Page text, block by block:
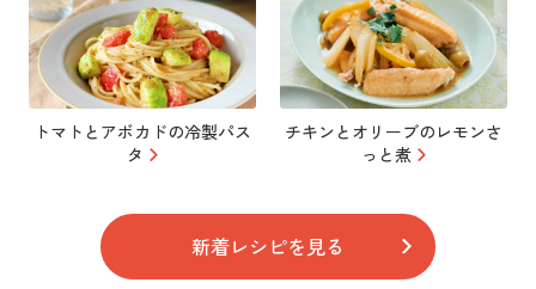
トマトとアボカドの冷製パス
タ
チキンとオリーブのレモンさ
っと煮
新着レシピを見る